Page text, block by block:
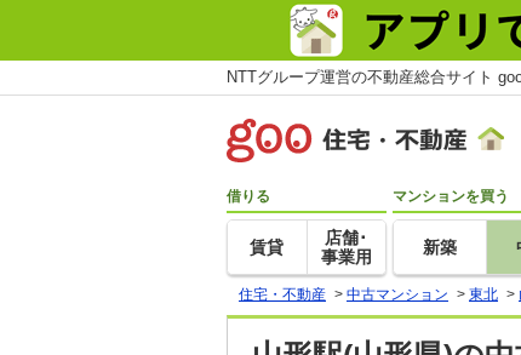
NTTグループ運営の不動産総合サイト
借りる
賃貸
店舗･
事業用
マンションを買う
新築
住宅・不動産 > 中古マンション > 東北 >